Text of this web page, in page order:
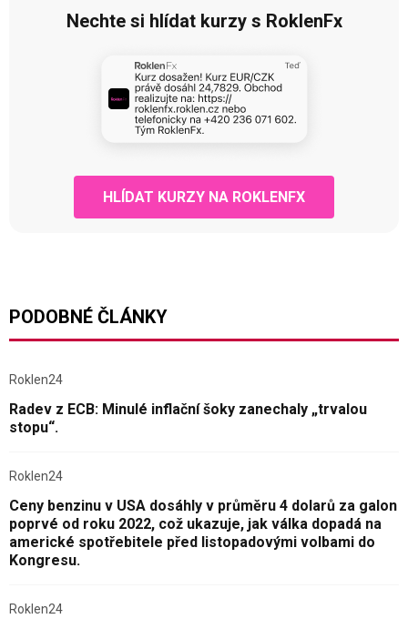
Nechte si hlídat kurzy s RoklenFx
HLÍDAT KURZY NA ROKLENFX
PODOBNÉ ČLÁNKY
Roklen24
Radev z ECB: Minulé inflační šoky zanechaly „trvalou
stopu“.
Roklen24
Ceny benzinu v USA dosáhly v průměru 4 dolarů za galon
poprvé od roku 2022, což ukazuje, jak válka dopadá na
americké spotřebitele před listopadovými volbami do
Kongresu.
Roklen24